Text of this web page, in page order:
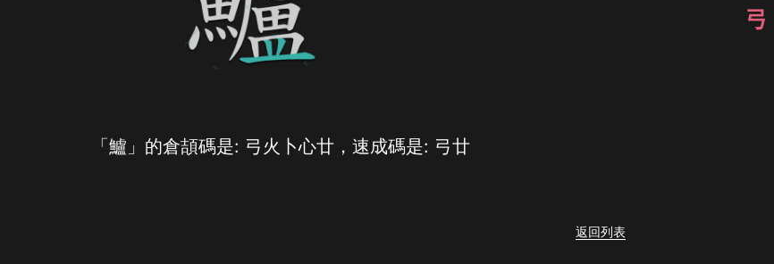
弓
「鱸」的倉頡碼是: 弓火卜心廿，速成碼是: 弓廿
返回列表